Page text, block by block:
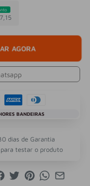
AGORA
BANDEIRAS
dias de Garantia
testar o produto